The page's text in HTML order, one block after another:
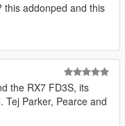
this addonped and this
the RX7 FD3S, its
Tej Parker, Pearce and